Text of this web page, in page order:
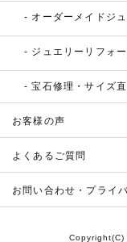
オーダーメイドジ
ジュエリーリフォ
宝石修理・サイズ直
お客様の声
よくあるご質問
お問い合わせ・プライ
Copyright(C)